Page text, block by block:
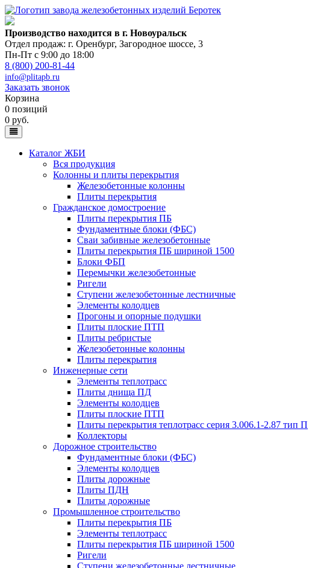
Производство находится в г. Новоуральск
Отдел продаж: г. Оренбург, Загородное шоссе, 3
Пн-Пт с 9:00 до 18:00
8 (800) 200-81-44
info@plitapb.ru
Заказать звонок
Корзина
0 позиций
0 руб.
Каталог ЖБИ
Вся продукция
Колонны и плиты перекрытия
Железобетонные колонны
Плиты перекрытия
Гражданское домостроение
Плиты перекрытия ПБ
Фундаментные блоки (ФБС)
Сваи забивные железобетонные
Плиты перекрытия ПБ шириной 1500
Блоки ФБП
Перемычки железобетонные
Ригели
Ступени железобетонные лестничные
Элементы колодцев
Прогоны и опорные подушки
Плиты плоские ПТП
Плиты ребристые
Железобетонные колонны
Плиты перекрытия
Инженерные сети
Элементы теплотрасс
Плиты днища ПД
Элементы колодцев
Плиты плоские ПТП
Плиты перекрытия теплотрасс серия 3.006.1-2.87 тип П
Коллекторы
Дорожное строительство
Фундаментные блоки (ФБС)
Элементы колодцев
Плиты дорожные
Плиты ПДН
Плиты дорожные
Промышленное строительство
Плиты перекрытия ПБ
Элементы теплотрасс
Плиты перекрытия ПБ шириной 1500
Ригели
Ступени железобетонные лестничные